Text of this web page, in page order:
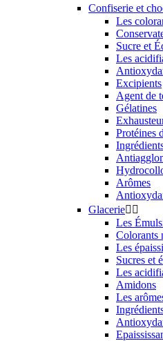
Confiserie et
Les
Sucre et
Les
Excipients
Agent de
Gélatines
Protéines
Arômes
Glacerie 
Les
Colorants
Les
Sucres et
Les
Amidons
Les